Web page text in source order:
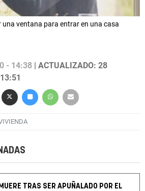
ventana para entrar en una casa
- 14:38 | ACTUALIZADO: 28
MUERE TRAS SER APUÑALADO POR EL